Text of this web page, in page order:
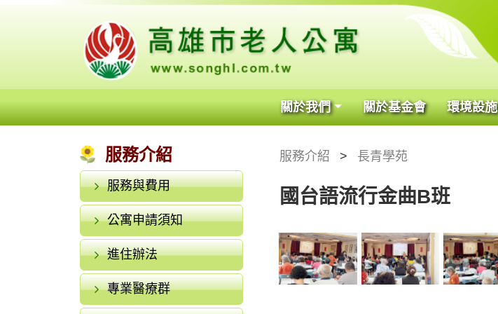
關於我們 關於基金會 環境設施
服務介紹 長青學苑
國台語流行金曲B班
服務介紹
服務與費用
公寓申請須知
進住辦法
專業醫療群